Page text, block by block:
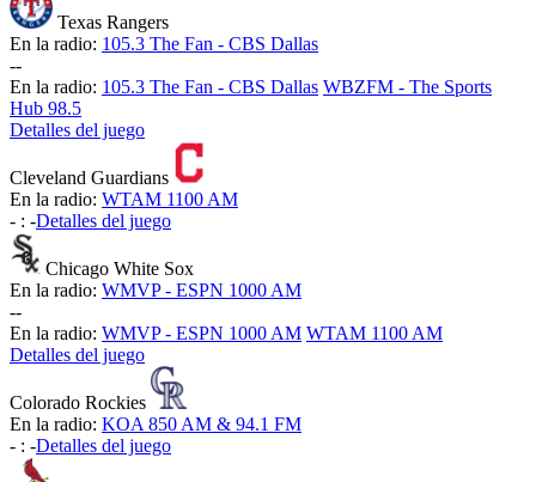
Texas Rangers
En la radio: 105.3 The Fan - CBS Dallas
--
En la radio: 105.3 The Fan - CBS Dallas WBZFM - The Sports
Hub 98.5
Detalles del juego
Cleveland Guardians
En la radio: WTAM 1100 AM
- : -Detalles del juego
Chicago White Sox
En la radio: WMVP - ESPN 1000 AM
--
En la radio: WMVP - ESPN 1000 AM WTAM 1100 AM
Detalles del juego
Colorado Rockies
En la radio: KOA 850 AM & 94.1 FM
- : -Detalles del juego